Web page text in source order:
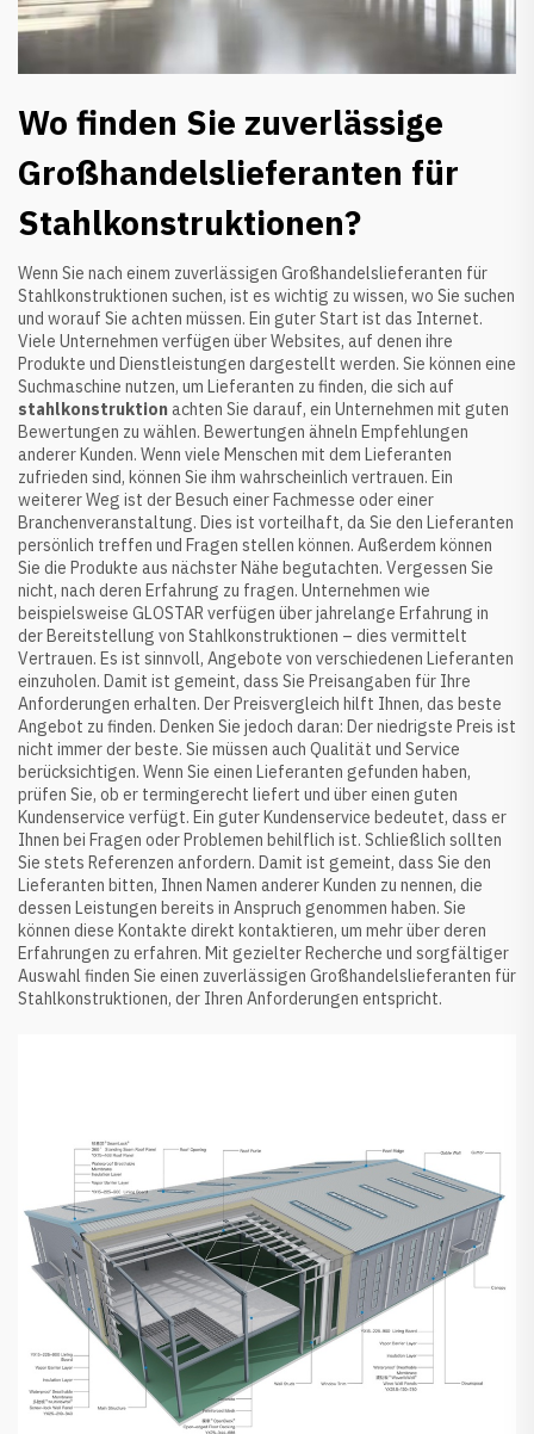
Wo finden Sie zuverlässige
Großhandelslieferanten für
Stahlkonstruktionen?
Wenn Sie nach einem zuverlässigen Großhandelslieferanten für
Stahlkonstruktionen suchen, ist es wichtig zu wissen, wo Sie suchen
und worauf Sie achten müssen. Ein guter Start ist das Internet.
Viele Unternehmen verfügen über Websites, auf denen ihre
Produkte und Dienstleistungen dargestellt werden. Sie können eine
Suchmaschine nutzen, um Lieferanten zu finden, die sich auf
stahlkonstruktionachten Sie darauf, ein Unternehmen mit guten
Bewertungen zu wählen. Bewertungen ähneln Empfehlungen
anderer Kunden. Wenn viele Menschen mit dem Lieferanten
zufrieden sind, können Sie ihm wahrscheinlich vertrauen. Ein
weiterer Weg ist der Besuch einer Fachmesse oder einer
Branchenveranstaltung. Dies ist vorteilhaft, da Sie den Lieferanten
persönlich treffen und Fragen stellen können. Außerdem können
Sie die Produkte aus nächster Nähe begutachten. Vergessen Sie
nicht, nach deren Erfahrung zu fragen. Unternehmen wie
beispielsweise GLOSTAR verfügen über jahrelange Erfahrung in
der Bereitstellung von Stahlkonstruktionen – dies vermittelt
Vertrauen. Es ist sinnvoll, Angebote von verschiedenen Lieferanten
einzuholen. Damit ist gemeint, dass Sie Preisangaben für Ihre
Anforderungen erhalten. Der Preisvergleich hilft Ihnen, das beste
Angebot zu finden. Denken Sie jedoch daran: Der niedrigste Preis ist
nicht immer der beste. Sie müssen auch Qualität und Service
berücksichtigen. Wenn Sie einen Lieferanten gefunden haben,
prüfen Sie, ob er termingerecht liefert und über einen guten
Kundenservice verfügt. Ein guter Kundenservice bedeutet, dass er
Ihnen bei Fragen oder Problemen behilflich ist. Schließlich sollten
Sie stets Referenzen anfordern. Damit ist gemeint, dass Sie den
Lieferanten bitten, Ihnen Namen anderer Kunden zu nennen, die
dessen Leistungen bereits in Anspruch genommen haben. Sie
können diese Kontakte direkt kontaktieren, um mehr über deren
Erfahrungen zu erfahren. Mit gezielter Recherche und sorgfältiger
Auswahl finden Sie einen zuverlässigen Großhandelslieferanten für
Stahlkonstruktionen, der Ihren Anforderungen entspricht.